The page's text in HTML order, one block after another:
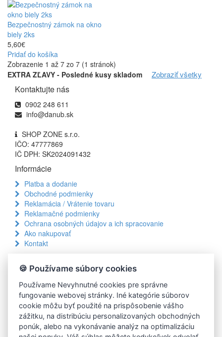
starostlivosť o dieťa
hrkálky fusaky
hračky pre bábätká
zábrany pre deti
poistka na šuplík
Overené materiály
a toxínov.
odborných nástrojov.
nenarúšajú vzhľad domácnosti.
Komplexná ponuka– od ochrany na rohy až po poistky
na zásuvky.
Bezpečnostný zámok na okno
biely 2ks
5,60€
Pridať do košíka
Zobrazenie 1 až 7 zo 7 (1 stránok)
EXTRA ZĽAVY - Posledné kusy skladom
Zobraziť všetky
Kontaktujte nás
0902 248 611
info@danub.sk
SHOP ZONE s.r.o.
IČO: 47777869
IČ DPH: SK2024091432
Informácie
Platba a dodanie
Obchodné podmienky
Reklamácia / Vrátenie tovaru
Reklamačné podmienky
Ochrana osobných údajov a ich spracovanie
Ako nakupovať
Kontakt
100% prozákaznícky servis
Rýchla expedícia objednávok
Platba až pri preberaní
Doprava kuriérom od 1,9€
14 dní na vrátenie tovaru
Doprava ZADARMO od 100€
Množstvo akciových produktov
🍪 Používame súbory cookies
Používame Nevyhnutné cookies pre správne
fungovanie webovej stránky. Iné kategórie súborov
cookie môžu byť použité na prispôsobenie vášho
zážitku, na distribúciu personalizovaných obchodných
ponúk, alebo na vykonávanie analýz na optimalizáciu